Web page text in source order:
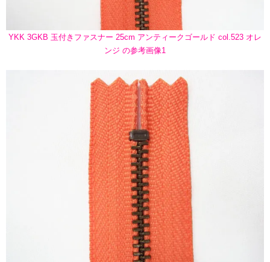
YKK 3GKB 玉付きファスナー 25cm アンティークゴールド col.523 オレ
ンジ の参考画像1